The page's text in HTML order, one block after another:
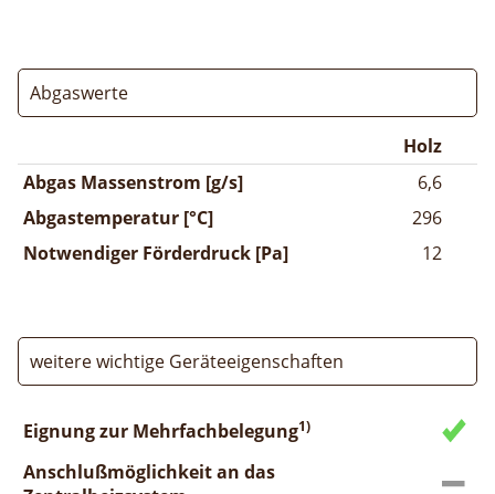
Abgaswerte
Holz
Abgas Massenstrom [g/s]
6,6
Abgastemperatur [°C]
296
Notwendiger Förderdruck [Pa]
12
weitere wichtige Geräteeigenschaften
Eignung zur Mehrfachbelegung1)
Anschlußmöglichkeit an das